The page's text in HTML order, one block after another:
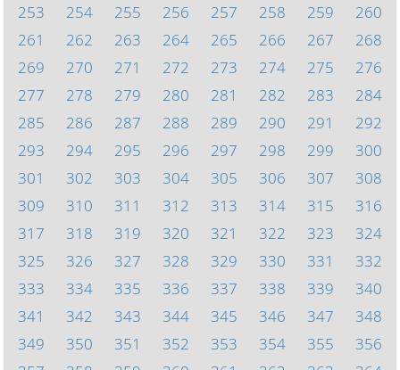
253
254 255 256 257 258 259
260
261
262 263 264 265 266 267
268
269
270 271 272 273 274 275
276
277
278 279 280 281 282 283
284
285
286 287 288 289 290 291
292
293
294 295 296 297 298 299
300
301
302 303 304 305 306 307
308
309
310 311 312 313 314 315
316
317
318 319 320 321 322 323
324
325
326 327 328 329 330 331
332
333
334 335 336 337 338 339
340
341
342 343 344 345 346 347
348
349
350 351 352 353 354 355
356